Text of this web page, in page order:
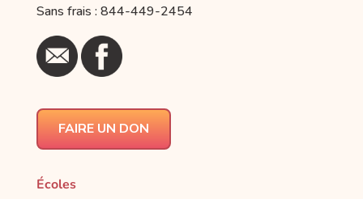
Sans frais : 844-449-2454
FAIRE UN DON
Écoles